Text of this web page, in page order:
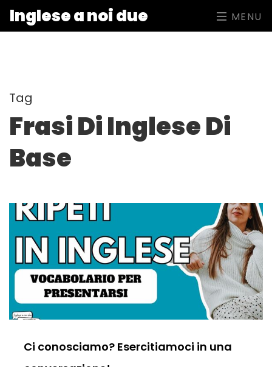
Inglese a noi due MENU
Tag
Frasi Di Inglese Di
Base
Ci conosciamo? Esercitiamoci in una